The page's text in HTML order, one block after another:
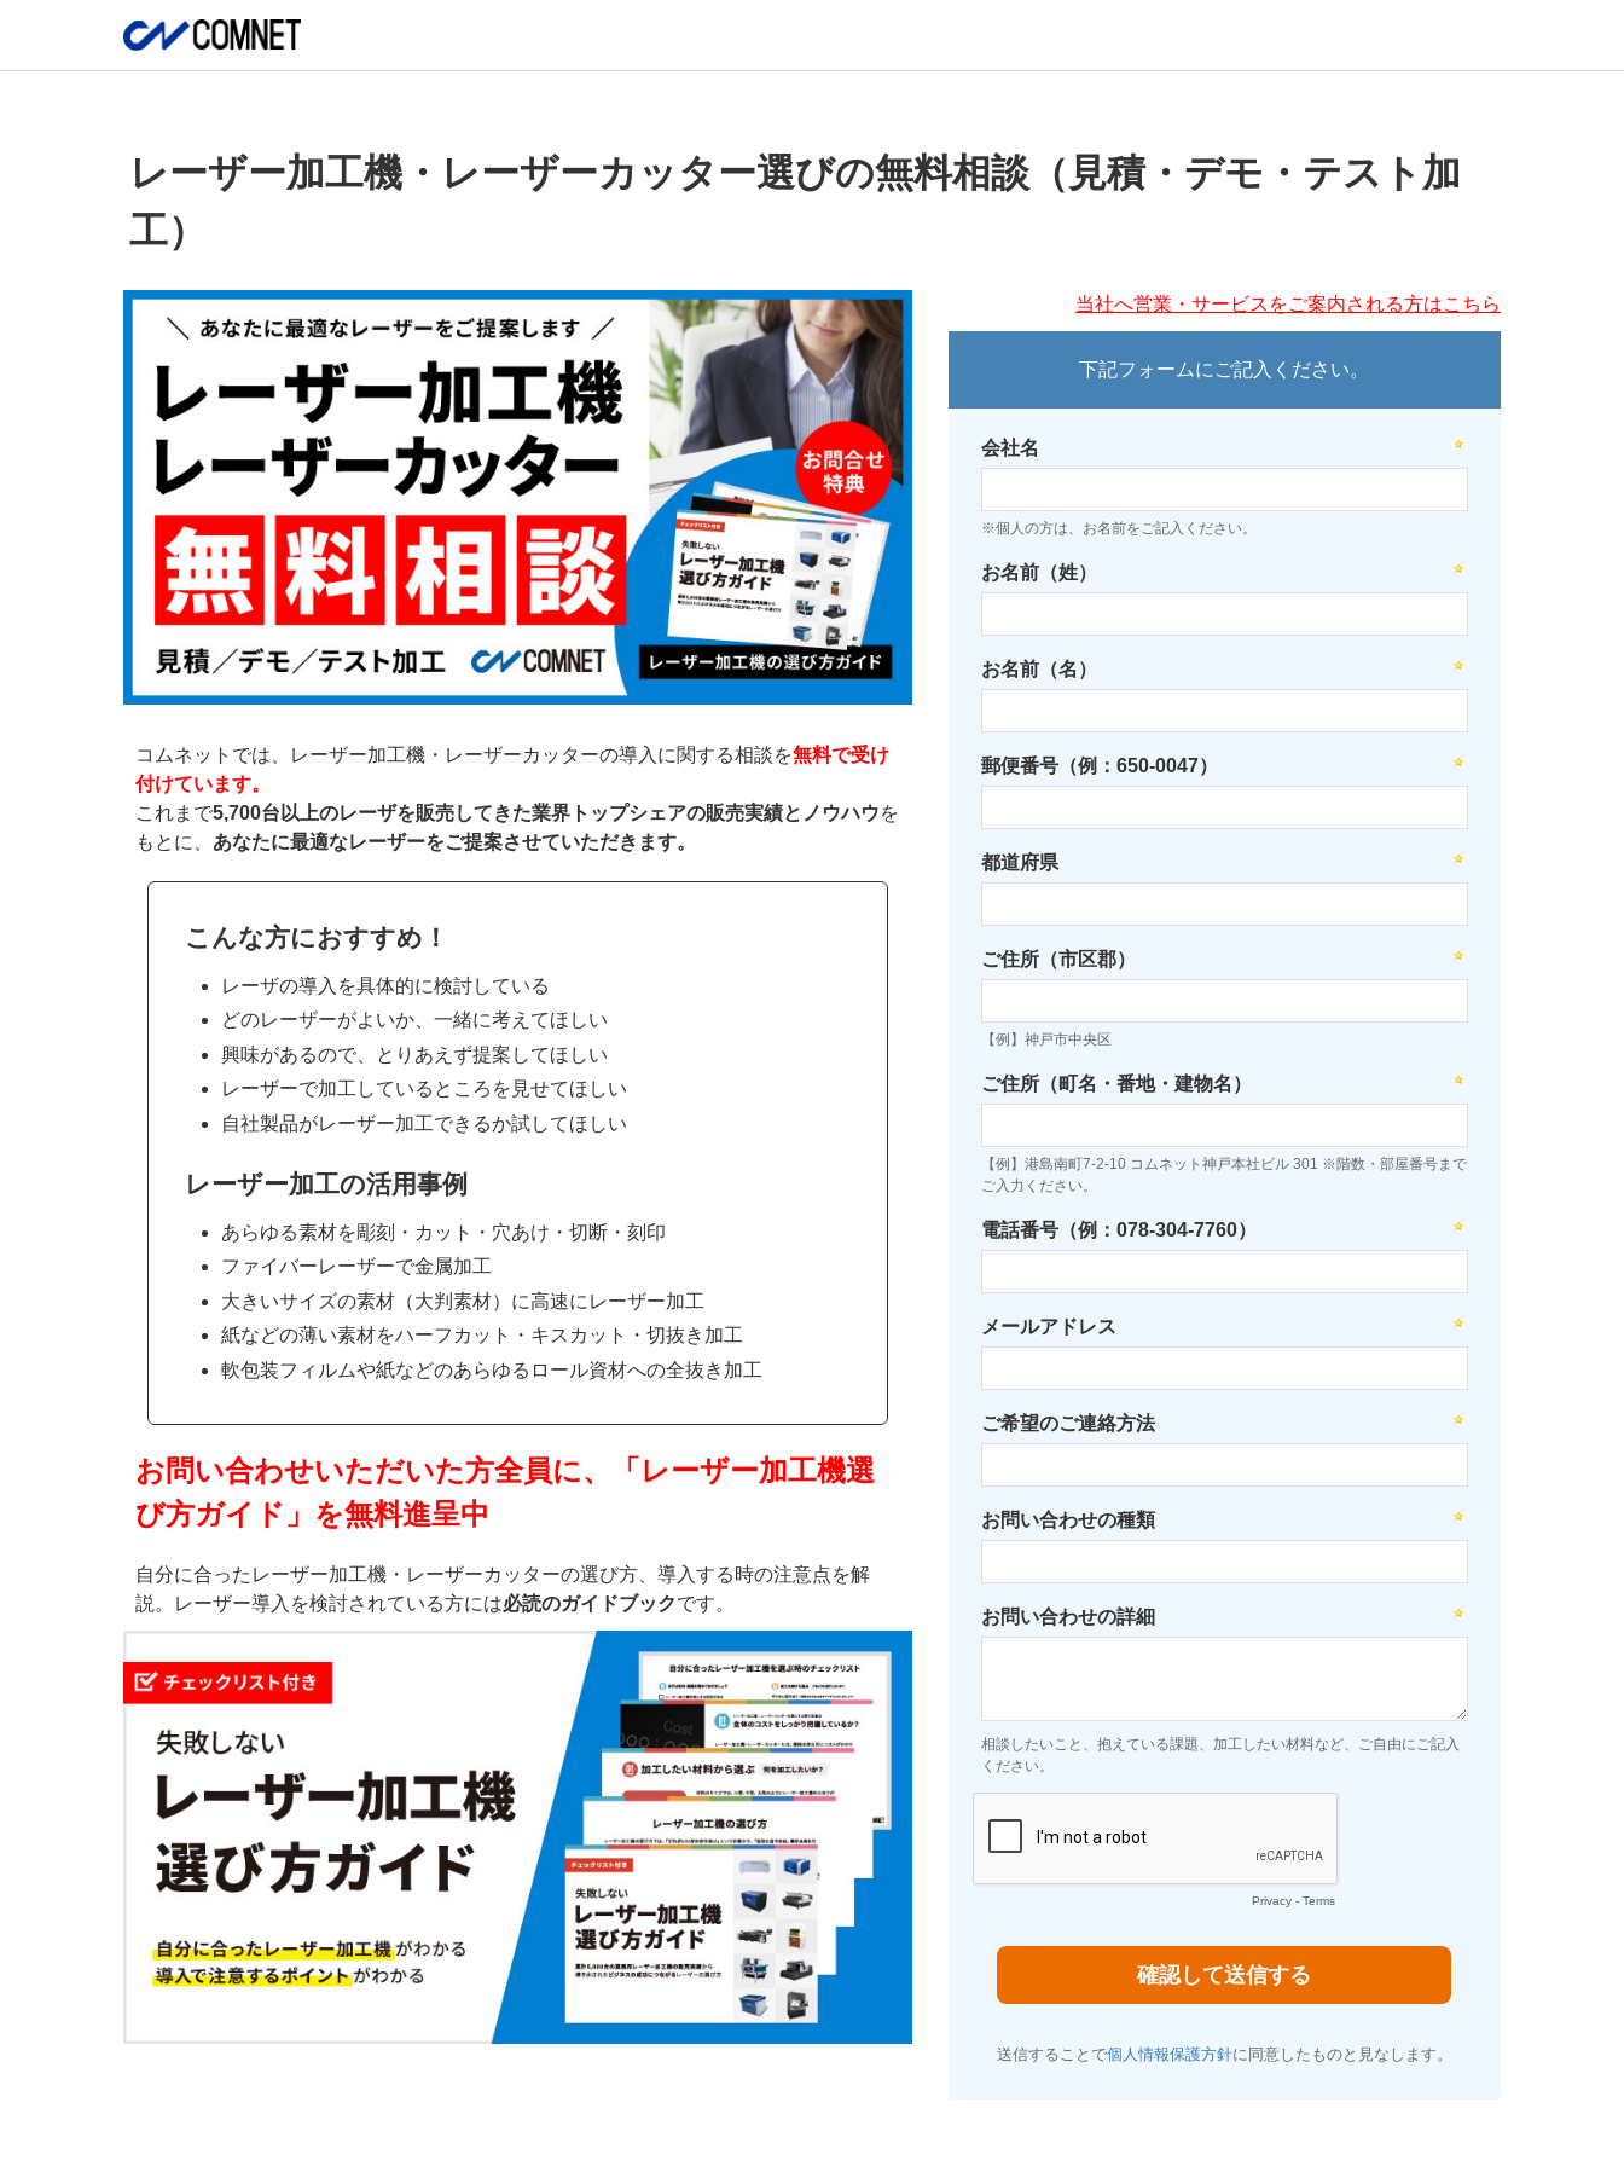
レーザー加工機・レーザーカッター選びの無料相談（見積・デモ・テスト加
工）
コムネットでは、レーザー加工機・レーザーカッターの導入に関する相談を無料で受け
付けています。
これまで5,700台以上のレーザを販売してきた業界トップシェアの販売実績とノウハウを
もとに、 あなたに最適なレーザーをご提案させていただきます。
こんな方におすすめ！
レーザの導入を具体的に検討している
どのレーザーがよいか、一緒に考えてほしい
興味があるので、とりあえず提案してほしい
レーザーで加工しているところを見せてほしい
自社製品がレーザー加工できるか試してほしい
レーザー加工の活用事例
あらゆる素材を彫刻・カット・穴あけ・切断・刻印
ファイバーレーザーで金属加工
大きいサイズの素材（大判素材）に高速にレーザー加工
紙などの薄い素材をハーフカット・キスカット・切抜き加工
軟包装フィルムや紙などのあらゆるロール資材への全抜き加工
お問い合わせいただいた方全員に、「レーザー加工機選
び方ガイド」を無料進呈中
自分に合ったレーザー加工機・レーザーカッターの選び方、導入する時の注意点を解
説。レーザー導入を検討されている方には必読のガイドブックです。
当社へ営業・サービスをご案内される方はこちら
下記フォームにご記入ください。
会社名
※個人の方は、お名前をご記入ください。
お名前（姓）
お名前（名）
郵便番号（例：650-0047）
都道府県
ご住所（市区郡）
【例】神戸市中央区
ご住所（町名・番地・建物名）
【例】港島南町7-2-10 コムネット神戸本社ビル 301 ※階数・部屋番号まで
ご入力ください。
電話番号（例：078-304-7760）
メールアドレス
ご希望のご連絡方法
お問い合わせの種類
お問い合わせの詳細
相談したいこと、抱えている課題、加工したい材料など、ご自由にご記入
ください。
Privacy- Terms
送信することで個人情報保護方針に同意したものと見なします。